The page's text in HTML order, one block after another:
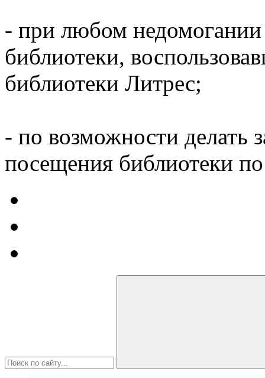
- при любом недомогании
библиотеки,
библиотеки Литрес;
- по возможности делать
посещения библиотеки